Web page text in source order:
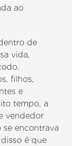
ao
de
vida,
filhos,
e
tempo, a
vendedor
encontrava
é que